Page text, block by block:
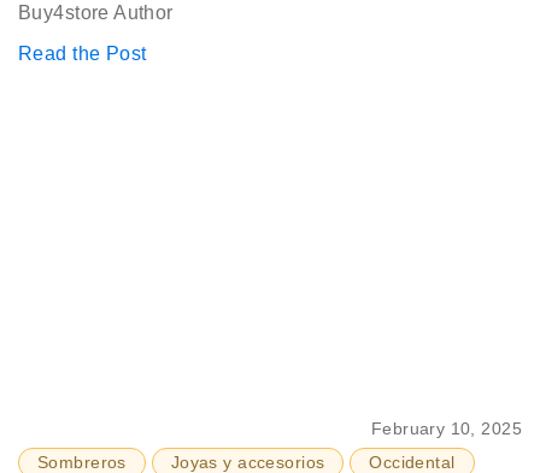
Buy4store Author
Read the Post
February 10, 2025
Sombreros
Joyas y accesorios
Occidental